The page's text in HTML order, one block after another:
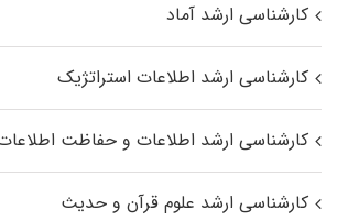
کارشناسی ارشد آماد
کارشناسی ارشد اطلاعات استراتژیک
کارشناسی ارشد اطلاعات و حفاظت
کارشناسی ارشد علوم قرآن و حدیث